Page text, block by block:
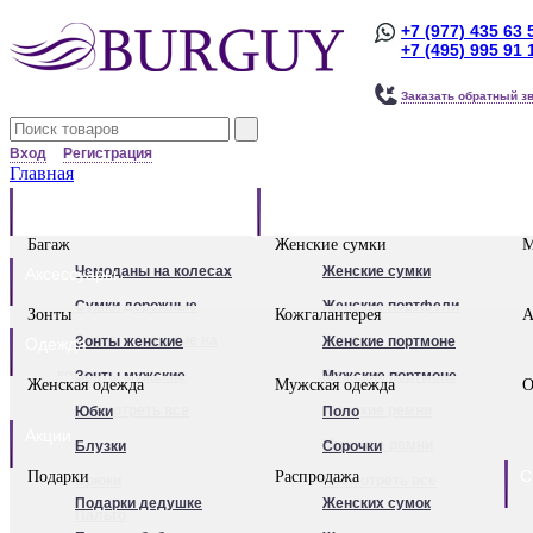
+7 (977) 435 63
+7 (495) 995 91
Заказать обратный
Вход Регистрация
Главная
Багаж
Чемоданы на колесах
Сумки дорожные
Сумки дорожные на
колесах.
Сумки - тележки
хозяйственные
Бьюти - кейсы
Кейс-пилоты
Женские сумки
Женские сумки
Женские портфели
Клатчи
Женские рюкзаки
Посмотреть все
Аксессуары
Зонты
Зонты женские
Зонты мужские
Посмотреть все
Кожгалантерея
Женские портмоне
Мужские портмоне
Женские ремни
Мужские ремни
Обложки для
автодокументов
Одежда
Женская одежда
Юбки
Блузки
Брюки
Пальто
Мужская одежда
Поло
Сорочки
Посмотреть все
Подарки
Подарки дедушке
Распродажа
Женских сумок